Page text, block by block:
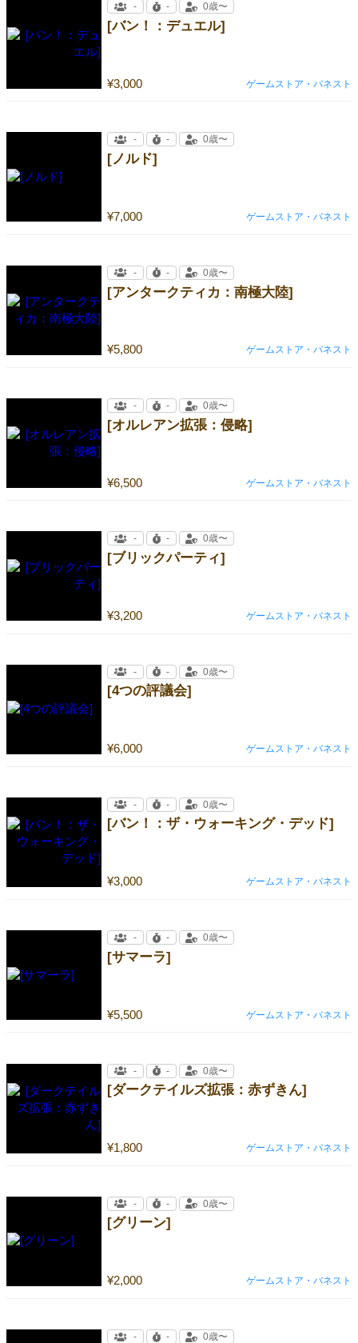
[バン！：デュエル]
¥3,000
- - 0歳〜
ゲームストア・バネスト
[ノルド]
¥7,000
- - 0歳〜
ゲームストア・バネスト
[アンタークティカ：南極大陸]
¥5,800
- - 0歳〜
ゲームストア・バネスト
[オルレアン拡張：侵略]
¥6,500
- - 0歳〜
ゲームストア・バネスト
[ブリックパーティ]
¥3,200
- - 0歳〜
ゲームストア・バネスト
[4つの評議会]
¥6,000
- - 0歳〜
ゲームストア・バネスト
[バン！：ザ・ウォーキング・デッド]
¥3,000
- - 0歳〜
ゲームストア・バネスト
[サマーラ]
¥5,500
- - 0歳〜
ゲームストア・バネスト
[ダークテイルズ拡張：赤ずきん]
¥1,800
- - 0歳〜
ゲームストア・バネスト
[グリーン]
¥2,000
- - 0歳〜
ゲームストア・バネスト
- - 0歳〜